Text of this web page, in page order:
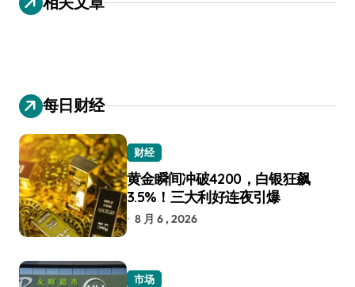
每日财经
财经
黄金瞬间冲破4200，白银狂飙
3.5%！三大利好连夜引爆
8 月 6 , 2026
市场